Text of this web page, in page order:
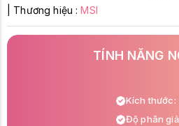
Thương hiệu :MSI
TÍNH NĂNG
Kích thước:
Độ phân